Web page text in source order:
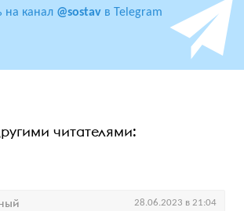
на канал @sostav в Telegram
читателями:
28.06.2023 в 21:04